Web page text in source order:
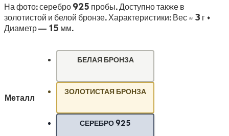
На фото: серебро 925 пробы. Доступно также в
золотистой и белой бронзе. Характеристики: Вес ≈ 3 г •
Диаметр — 15 мм.
Металл
БЕЛАЯ БРОНЗА
ЗОЛОТИСТАЯ БРОНЗА
СЕРЕБРО 925